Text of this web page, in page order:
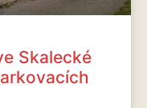
Skalecké